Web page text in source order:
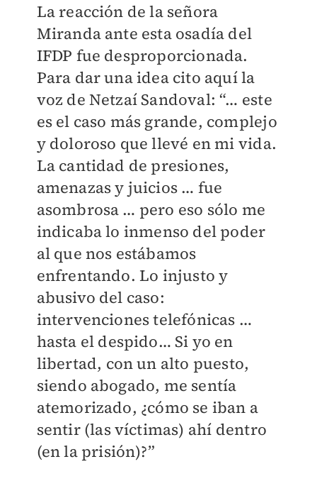
La reacción de la señora
Miranda ante esta osadía del
IFDP fue desproporcionada.
Para dar una idea cito aquí la
voz de Netzaí Sandoval: “… este
es el caso más grande, complejo
y doloroso que llevé en mi vida.
La cantidad de presiones,
amenazas y juicios … fue
asombrosa … pero eso sólo me
indicaba lo inmenso del poder
al que nos estábamos
enfrentando. Lo injusto y
abusivo del caso:
intervenciones telefónicas …
hasta el despido… Si yo en
libertad, con un alto puesto,
siendo abogado, me sentía
atemorizado, ¿cómo se iban a
sentir (las víctimas) ahí dentro
(en la prisión)?”